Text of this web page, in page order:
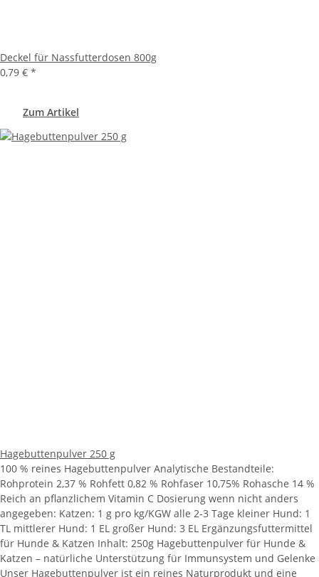
Deckel für Nassfutterdosen 800g
0,79 € *
Zum Artikel
Hagebuttenpulver 250 g
100 % reines Hagebuttenpulver Analytische Bestandteile:
Rohprotein 2,37 % Rohfett 0,82 % Rohfaser 10,75% Rohasche 14 %
Reich an pflanzlichem Vitamin C Dosierung wenn nicht anders
angegeben: Katzen: 1 g pro kg/KGW alle 2-3 Tage kleiner Hund: 1
TL mittlerer Hund: 1 EL großer Hund: 3 EL Ergänzungsfuttermittel
für Hunde & Katzen Inhalt: 250g Hagebuttenpulver für Hunde &
Katzen – natürliche Unterstützung für Immunsystem und Gelenke
Unser Hagebuttenpulver ist ein reines Naturprodukt und eine